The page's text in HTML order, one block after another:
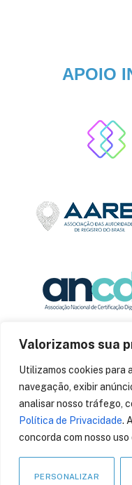
Valorizamos sua
Utilizamos cookies para
navegação, exibir
analisar nosso tráfego,
Política de Privacidade.
concorda com nosso uso
PERSONALIZAR
APOIO
© 2014CryptoID